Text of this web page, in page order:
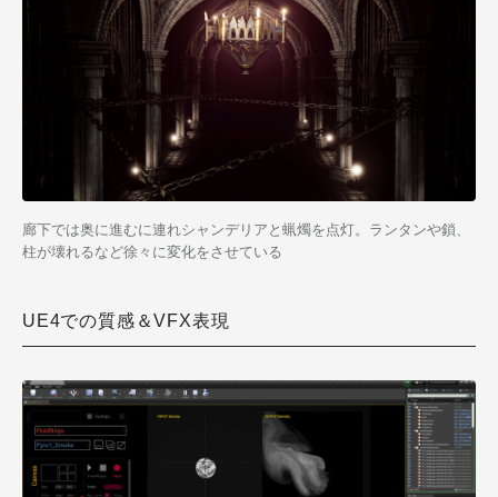
廊下では奥に進むに連れシャンデリアと蝋燭を点灯。ランタンや鎖、
柱が壊れるなど徐々に変化をさせている
UE4での質感＆VFX表現